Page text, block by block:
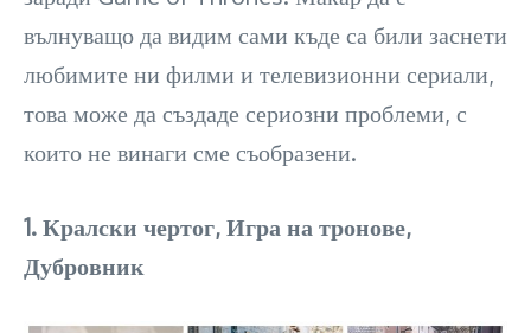
вълнуващо да видим сами къде са били заснети
любимите ни филми и телевизионни сериали,
това може да създаде сериозни проблеми, с
които не винаги сме съобразени.
1. Кралски чертог, Игра на тронове,
Дубровник